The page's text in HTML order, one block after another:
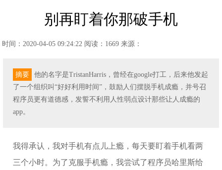
别再盯着你那破手机
时间：2020-04-05 09:24:22 阅读：1669 来源：
摘要
他的名字是TristanHarris，曾经在google打工，后来他发起
了一个组织叫“好好利用时间”，鼓励人们摆脱手机成瘾，并号召
程序员更有道德感，发誓不利用人性弱点设计那些让人成瘾的
app。
我得承认，我对手机有点儿上瘾，每天要盯着手机看两
三个小时。为了克服手机瘾，我尝试了程序员哈里斯给